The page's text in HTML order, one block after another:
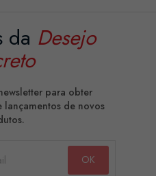
da Desejo
para obter
lançamentos de novos